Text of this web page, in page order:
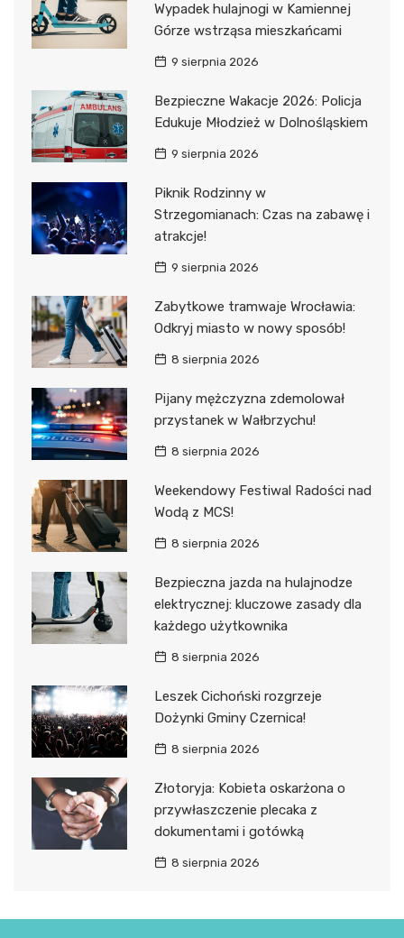
Wypadek hulajnogi w Kamiennej
Górze wstrząsa mieszkańcami
9 sierpnia 2026
Bezpieczne Wakacje 2026: Policja
Edukuje Młodzież w Dolnośląskiem
9 sierpnia 2026
Piknik Rodzinny w
Strzegomianach: Czas na zabawę i
atrakcje!
9 sierpnia 2026
Zabytkowe tramwaje Wrocławia:
Odkryj miasto w nowy sposób!
8 sierpnia 2026
Pijany mężczyzna zdemolował
przystanek w Wałbrzychu!
8 sierpnia 2026
Weekendowy Festiwal Radości nad
Wodą z MCS!
8 sierpnia 2026
Bezpieczna jazda na hulajnodze
elektrycznej: kluczowe zasady dla
każdego użytkownika
8 sierpnia 2026
Leszek Cichoński rozgrzeje
Dożynki Gminy Czernica!
8 sierpnia 2026
Złotoryja: Kobieta oskarżona o
przywłaszczenie plecaka z
dokumentami i gotówką
8 sierpnia 2026